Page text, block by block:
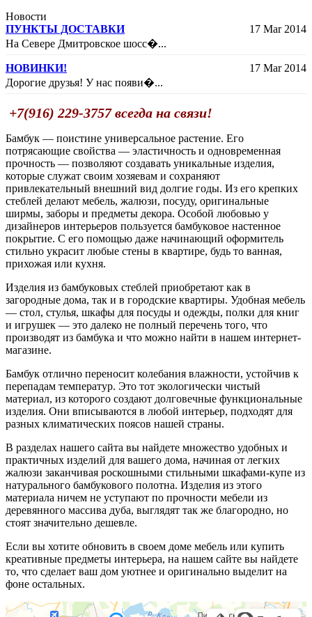
Новости
ПУНКТЫ ДОСТАВКИ
17 Mar 2014
На Севере Дмитровское шосс�...
НОВИНКИ!
17 Mar 2014
Дорогие друзья! У нас появи�...
+7(916) 229-3757 всегда на связи!
Бамбук — поистине универсальное растение. Его
потрясающие свойства — эластичность и одновременная
прочность — позволяют создавать уникальные изделия,
которые служат своим хозяевам и сохраняют
привлекательный внешний вид долгие годы. Из его крепких
стеблей делают мебель, жалюзи, посуду, оригинальные
ширмы, заборы и предметы декора. Особой любовью у
дизайнеров интерьеров пользуется бамбуковое настенное
покрытие. С его помощью даже начинающий оформитель
стильно украсит любые стены в квартире, будь то ванная,
прихожая или кухня.
Изделия из бамбуковых стеблей приобретают как в
загородные дома, так и в городские квартиры. Удобная мебель
— стол, стулья, шкафы для посуды и одежды, полки для книг
и игрушек — это далеко не полный перечень того, что
производят из бамбука и что можно найти в нашем интернет-
магазине.
Бамбук отлично переносит колебания влажности, устойчив к
перепадам температур. Это тот экологически чистый
материал, из которого создают долговечные функциональные
изделия. Они вписываются в любой интерьер, подходят для
разных климатических поясов нашей страны.
В разделах нашего сайта вы найдете множество удобных и
практичных изделий для вашего дома, начиная от легких
жалюзи заканчивая роскошными стильными шкафами-купе из
натурального бамбукового полотна. Изделия из этого
материала ничем не уступают по прочности мебели из
деревянного массива дуба, выглядят так же благородно, но
стоят значительно дешевле.
Если вы хотите обновить в своем доме мебель или купить
креативные предметы интерьера, на нашем сайте вы найдете
то, что сделает ваш дом уютнее и оригинально выделит на
фоне остальных.